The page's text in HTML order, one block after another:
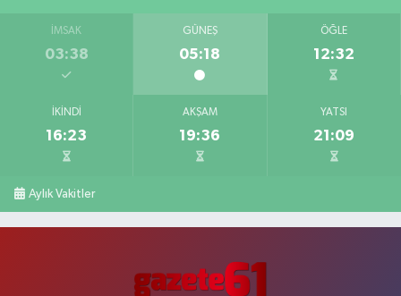
İMSAK
03:38
GÜNEŞ
05:18
ÖĞLE
12:32
İKINDI
16:23
AKŞAM
19:36
YATSI
21:09
Aylık Vakitler